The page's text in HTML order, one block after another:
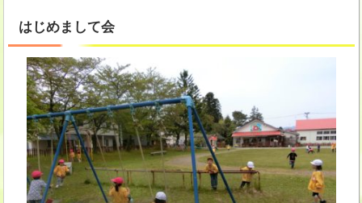
園の概要
園の生活
入園資料・お問い合わせ
今月の活動
はじめまして会